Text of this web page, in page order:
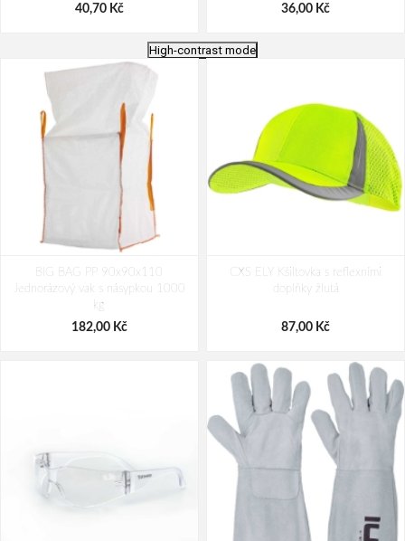
40,70 Kč 36,00 Kč
KŘÍŽ, žlutý
192,00 Kč
odpad 20ks/role
43,00 Kč
High-contrast mode
BIG BAG PP 90x90x110
Jednorázový vak s násypkou 1000
kg
182,00 Kč
CXS ELY Kšiltovka s reflexními
doplňky žlutá
87,00 Kč